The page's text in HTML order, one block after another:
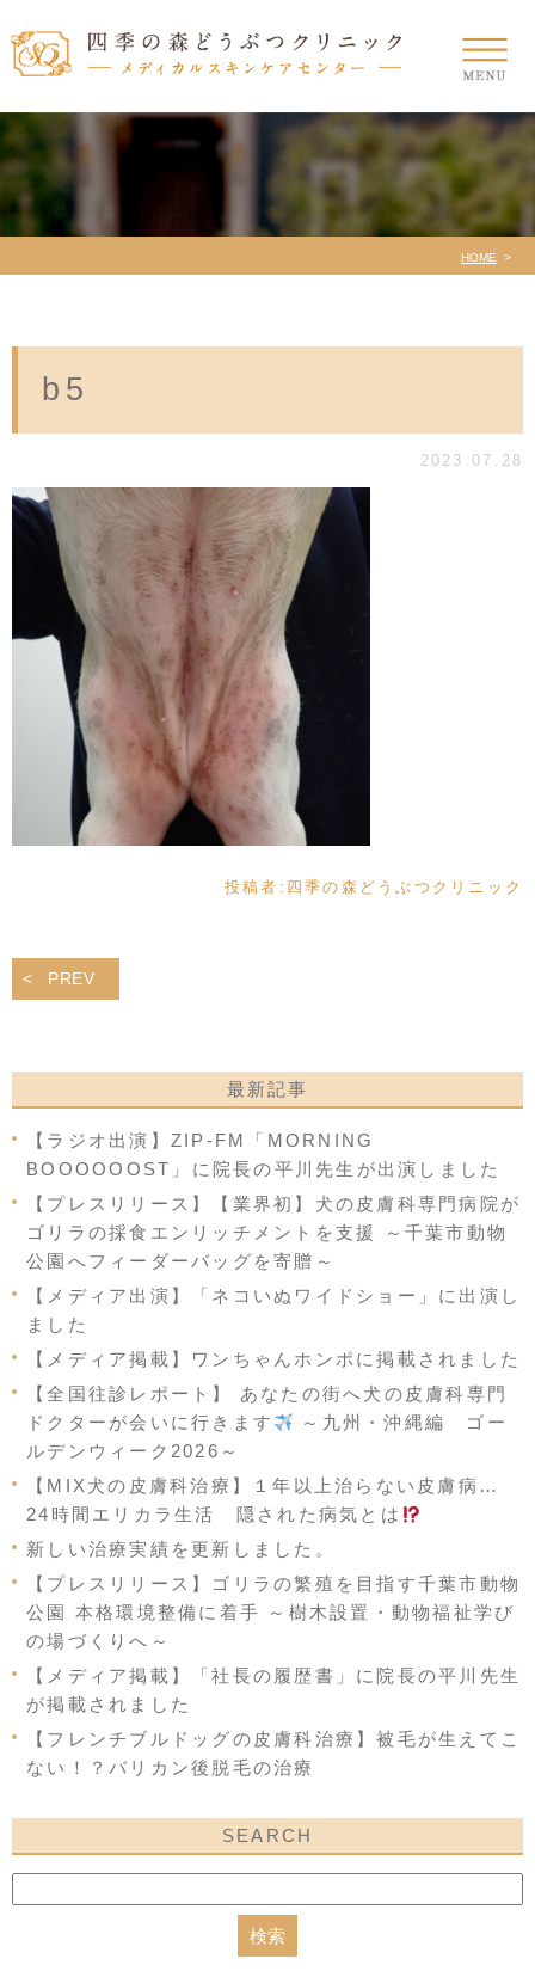
HOME
b5
2023.07.28
投稿者: 四季の森どうぶつクリニック
PREV
最新記事
【ラジオ出演】ZIP-FM「MORNING
BOOOOOOST」に院長の平川先生が出演しました
【プレスリリース】【業界初】犬の皮膚科専門病院が
ゴリラの採食エンリッチメントを支援 ～千葉市動物
公園へフィーダーバッグを寄贈～
【メディア出演】「ネコいぬワイドショー」に出演し
ました
【メディア掲載】ワンちゃんホンポに掲載されました
【全国往診レポート】 あなたの街へ犬の皮膚科専門
ドクターが会いに行きます
～九州・沖縄編 ゴー
ルデンウィーク2026～
【MIX犬の皮膚科治療】１年以上治らない皮膚病…
24時間エリカラ生活 隠された病気とは
新しい治療実績を更新しました。
【プレスリリース】ゴリラの繁殖を目指す千葉市動物
公園 本格環境整備に着手 ～樹木設置・動物福祉学び
の場づくりへ～
【メディア掲載】「社長の履歴書」に院長の平川先生
が掲載されました
【フレンチブルドッグの皮膚科治療】被毛が生えてこ
ない！？バリカン後脱毛の治療
SEARCH